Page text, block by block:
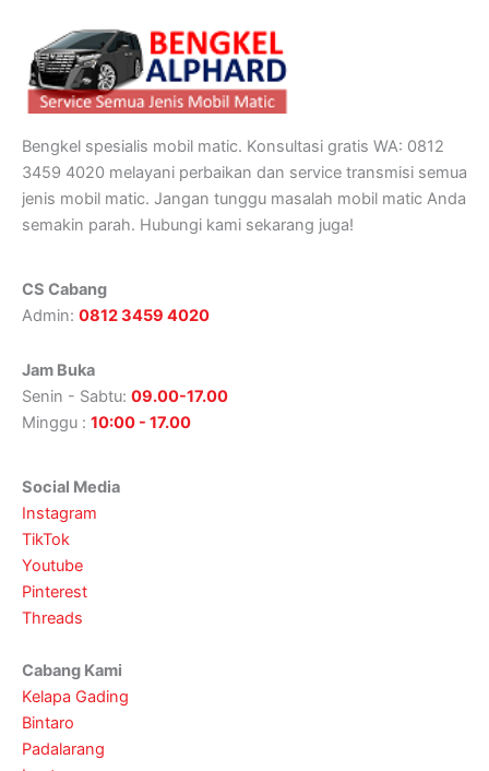
Bengkel spesialis mobil matic. Konsultasi gratis WA: 0812
3459 4020 melayani perbaikan dan service transmisi semua
jenis mobil matic. Jangan tunggu masalah mobil matic Anda
semakin parah. Hubungi kami sekarang juga!
CS Cabang
Admin: 0812 3459 4020
Jam Buka
Senin - Sabtu: 09.00-17.00
Minggu : 10:00 - 17.00
Social Media
Instagram
TikTok
Youtube
Pinterest
Threads
Cabang Kami
Kelapa Gading
Bintaro
Padalarang